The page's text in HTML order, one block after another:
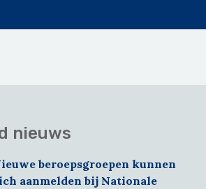
nieuws
beroepsgroepen kunnen
aanmelden bij Nationale